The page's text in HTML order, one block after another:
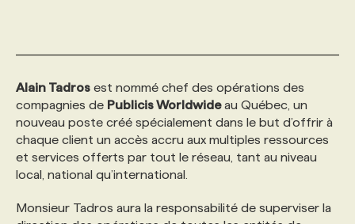
INITIATIVES NUMÉRIQUES
PRIX ET DISTINCTIONS
MARKETING DURABLE
GEO/SEO
ANNONCEZ AVEC NOUS
PROFIL ENTREPRISE
FAQ
PROFIL CANDIDAT
ANNONCEZ AVEC NOUS
NOS PARCOURS DE FORMATIONS
FORMATIONS PERSONNALISÉES
SERVICE DE CHASSE DE TÊTE
NOS TARIFS
Alain Tadros est nommé chef des opérations des
compagnies de Publicis Worldwideau Québec, un
nouveau poste créé spécialement dans le but d’offrir à
chaque client un accès accru aux multiples ressources
et services offerts par tout le réseau, tant au niveau
local, national qu’international.
Monsieur Tadros aura la responsabilité de superviser la